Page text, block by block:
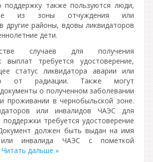
поддержку также пользуются люди,
из зоны отчуждения или
другие районы, вдовы ликвидаторов
дети.
случаев для получения
выплат требуется удостоверение,
статус ликвидатора аварии или
от радиации. Также могут
о полученном заболевании
проживании в чернобыльской зоне.
или инвалидов ЧАЭС для
требуется удостоверение
должен быть выдан на имя
или инвалида ЧАЭС с пометкой
Читать дальше »